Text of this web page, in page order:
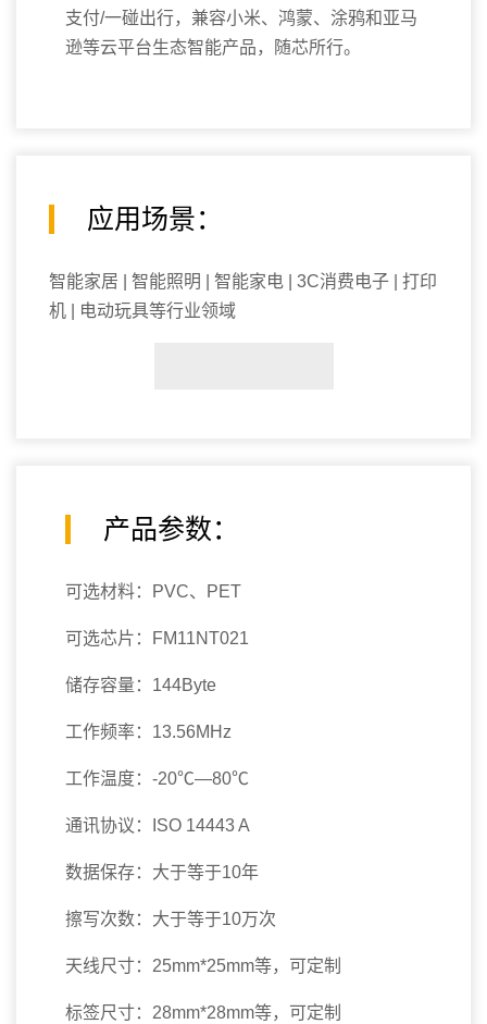
支付/一碰出行，兼容小米、鸿蒙、涂鸦和亚马
逊等云平台生态智能产品，随芯所行。
应用场景：
智能家居 | 智能照明 | 智能家电 | 3C消费电子 | 打印
机 | 电动玩具等行业领域
产品参数：
可选材料：PVC、PET
可选芯片：FM11NT021
储存容量：144Byte
工作频率：13.56MHz
工作温度：-20℃—80℃
通讯协议：ISO 14443 A
数据保存：大于等于10年
擦写次数：大于等于10万次
天线尺寸：25mm*25mm等，可定制
标签尺寸：28mm*28mm等，可定制